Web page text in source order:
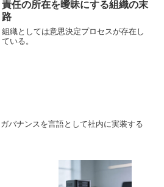
方法があります。AI時代...
責任の所在を曖昧にする組織の末
路
組織としては意思決定プロセスが存在し
ている。
ガバナンスを言語として社内に実装する